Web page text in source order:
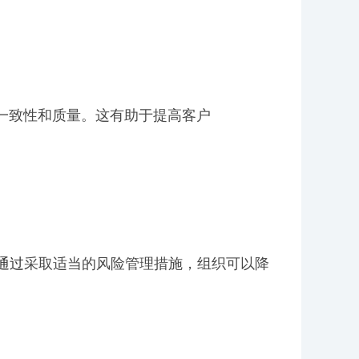
性和质量。这有助于提高客户
过采取适当的风险管理措施，组织可以降